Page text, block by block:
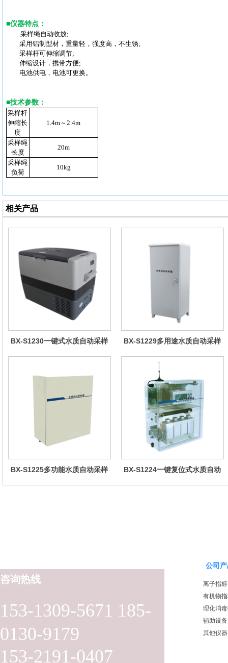
■仪器特点 ：
采样绳自动收放;
采用铝制型材，重量轻，强度高，不生锈;
采样杆可伸缩调节;
伸缩设计，携带方便;
电池供电，电池可更换。
■技术参数 ：
采样杆
伸缩长
度
1.4m～2.4m
采样绳
长度
20m
采样绳
负荷
10kg
相关产品
BX-S1230一键式水质自动采样
BX-S1229多用途水质自动采样
BX-S1225多功能水质自动采样
BX-S1224一键复位式水质自动
153-1309-5671 185-
0130-9179
153-2191-0407
咨询热线
公司
离子指标
有机物
理化消
辅助设备
其他仪器